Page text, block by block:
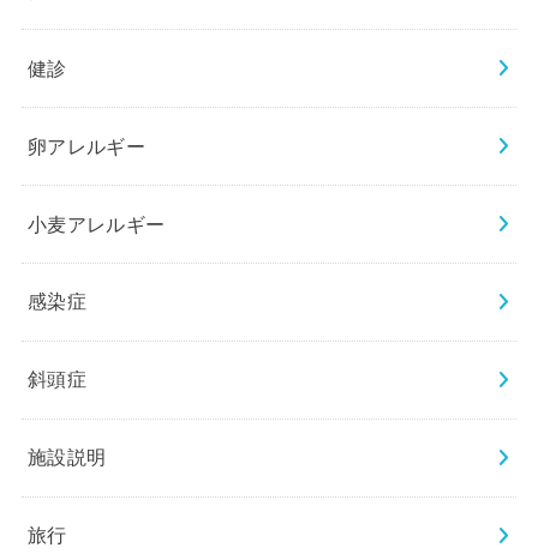
健診
卵アレルギー
小麦アレルギー
感染症
斜頭症
施設説明
旅行